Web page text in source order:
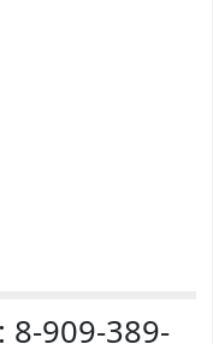
8-909-389-